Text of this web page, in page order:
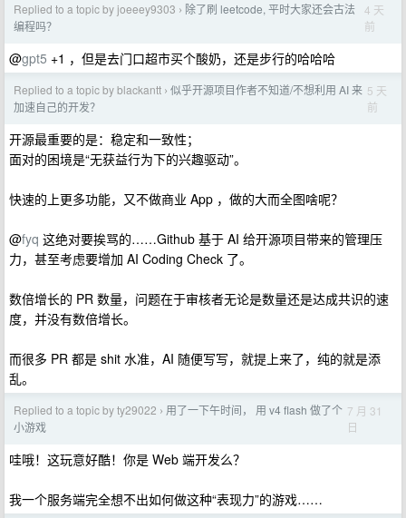
Replied to a topic by joeeey9303 › 除了刷 leetcode, 平时大家还会古法
编程吗？
4 天
前
@gpt5 +1 ，但是去门口超市买个酸奶，还是步行的哈哈哈
Replied to a topic by blackantt › 似乎开源项目作者不知道/不想利用 AI 来
加速自己的开发？
5 天
前
开源最重要的是：稳定和一致性；
面对的困境是“无获益行为下的兴趣驱动”。
快速的上更多功能，又不做商业 App ，做的大而全图啥呢？
@fyq 这绝对要挨骂的……Github 基于 AI 给开源项目带来的管理压
力，甚至考虑要增加 AI Coding Check 了。
数倍增长的 PR 数量，问题在于审核者无论是数量还是达成共识的速
度，并没有数倍增长。
而很多 PR 都是 shit 水准，AI 随便写写，就提上来了，纯的就是添
乱。
Replied to a topic by ty29022 › 用了一下午时间， 用 v4 flash 做了个
小游戏
7 月 31
日
哇哦！这玩意好酷！你是 Web 端开发么？
我一个服务端完全想不出如何做这种“表现力”的游戏……